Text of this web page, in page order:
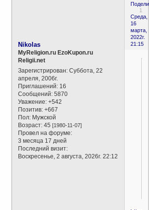
1
Среда,
16
марта,
2022г.
21:15
Nikolas
MyReligion.ru EzoKupon.ru
Religii.net
Зарегистрирован: Суббота, 22
апреля, 2006г.
Приглашений: 16
Сообщений: 5870
Уважение: +542
Позитив: +667
Пол: Мужской
Возраст: 45[1980-11-07]
Провел на форуме:
3 месяца 17 дней
Последний визит:
Воскресенье, 2 августа, 2026г. 22:12